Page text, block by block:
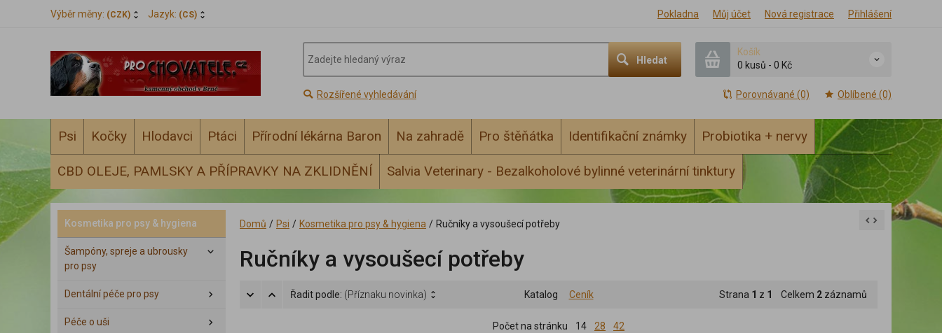
Výběr měny: (CZK) Jazyk: (CS) Pokladna Můj účet Nová registrace Přihlášení
Hledat
Košík
0 kusů - 0 Kč
Rozšířené vyhledávání Porovnávané (0) Oblíbené (0)
Psi Kočky Hlodavci Ptáci Přírodní lékárna Baron Na zahradě Pro štěňátka Identifikační známky Probiotika + nervy
CBD OLEJE, PAMLSKY A PŘÍPRAVKY NA ZKLIDNĚNÍ Salvia Veterinary - Bezalkoholové bylinné veterinární tinktury
Kosmetika pro psy & hygiena
Šampóny, spreje a ubrousky
pro psy
Dentální péče pro psy
Péče o uši
Domů / Psi / Kosmetika pro psy & hygiena / Ručníky a vysoušecí potřeby
Ručníky a vysoušecí potřeby
Řadit podle: (Příznaku novinka) Katalog Ceník Strana 1 z 1 Celkem 2 záznamů
Počet na stránku 14 28 42